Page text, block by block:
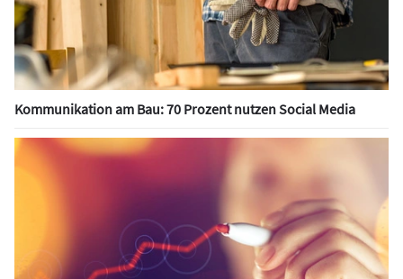
Kommunikation am Bau: 70 Prozent nutzen Social Media